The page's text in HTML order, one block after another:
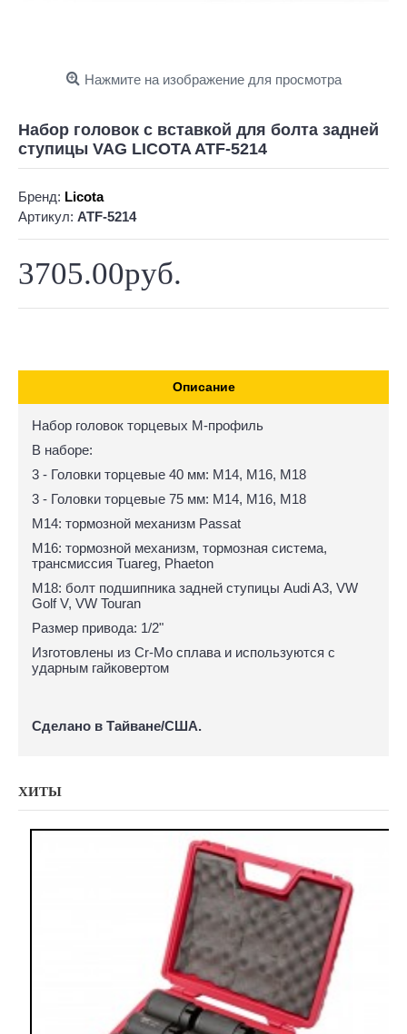
Нажмите на изображение для просмотра
Набор головок с вставкой для болта задней
ступицы VAG LICOTA ATF-5214
Бренд: Licota
Артикул: ATF-5214
3705.00руб.
Описание
Набор головок торцевых M-профиль
В наборе:
3 - Головки торцевые 40 мм: M14, M16, M18
3 - Головки торцевые 75 мм: M14, M16, M18
M14: тормозной механизм Passat
M16: тормозной механизм, тормозная система,
трансмиссия Tuareg, Phaeton
М18: болт подшипника задней ступицы Audi A3, VW
Golf V, VW Touran
Размер привода: 1/2"
Изготовлены из Cr-Mo сплава и используются с
ударным гайковертом
Сделано в Тайване/США.
ХИТЫ